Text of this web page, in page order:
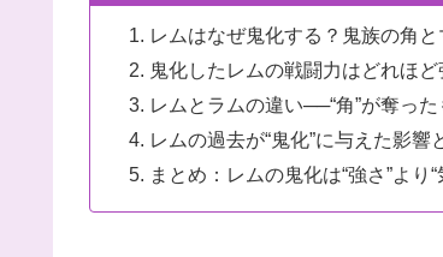
レムはなぜ鬼化する？鬼族の角
鬼化したレムの戦闘力はどれほど
レムとラムの違い──“角”が奪っ
レムの過去が“鬼化”に与えた影響
まとめ：レムの鬼化は“強さ”より